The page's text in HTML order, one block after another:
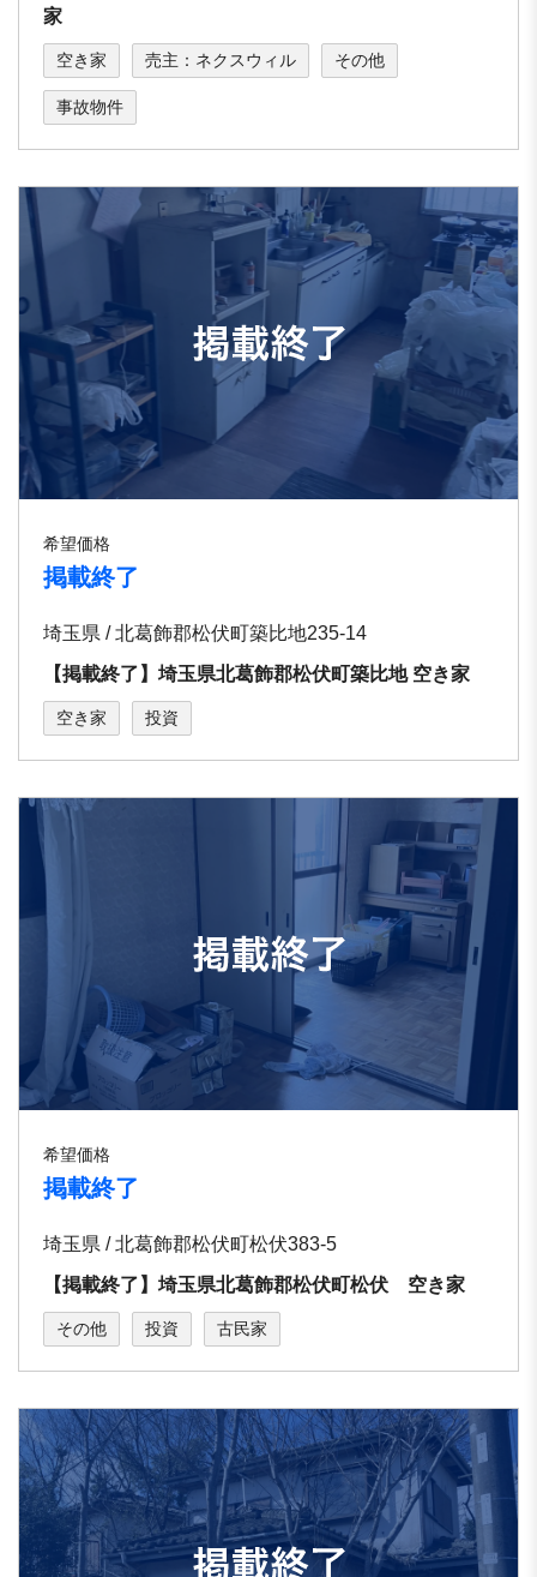
家
空き家 売主：ネクスウィル その他
事故物件
希望価格
掲載終了
埼玉県 / 北葛飾郡松伏町築⽐地235-14
【掲載終了】埼⽟県北葛飾郡松伏町築⽐地 空き家
空き家 投資
希望価格
掲載終了
埼玉県 / 北葛飾郡松伏町松伏383-5
【掲載終了】埼玉県北葛飾郡松伏町松伏 空き家
その他 投資 古民家